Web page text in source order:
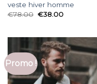
veste hiver homme
€78.00 €38.00
Promo !